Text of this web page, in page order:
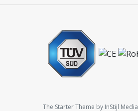
The Starter Theme by InStijl Media